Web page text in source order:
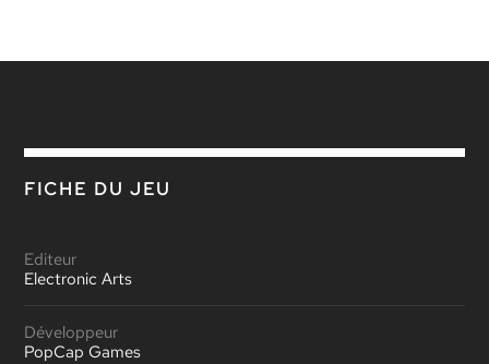
FICHE DU JEU
Editeur
Electronic Arts
Développeur
PopCap Games